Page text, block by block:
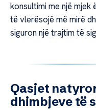
konsultimi me një mjek
të vlerësojë më mirë
siguron një trajtim të
Qasjet
dhimbjeve të